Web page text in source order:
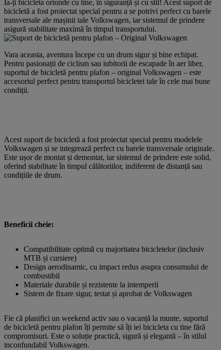
Ia-ți bicicleta oriunde cu tine, în siguranță și cu stil! Acest suport de
bicicletă a fost proiectat special pentru a se potrivi perfect cu barele
transversale ale mașinii tale Volkswagen, iar sistemul de prindere
asigură stabilitate maximă în timpul transportului.
Vara aceasta, aventura începe cu un drum sigur și bine echipat.
Pentru pasionații de ciclism sau iubitorii de escapade în aer liber,
suportul de bicicletă pentru plafon – original Volkswagen – este
accesoriul perfect pentru transportul bicicletei tale în cele mai bune
condiții.
Acest suport de bicicletă a fost proiectat special pentru modelele
Volkswagen și se integrează perfect cu barele transversale originale.
Este ușor de montat și demontat, iar sistemul de prindere este solid,
oferind stabilitate în timpul călătoriilor, indiferent de distanță sau
condițiile de drum.
Beneficii cheie:
Compatibilitate optimă cu majoritatea bicicletelor (inclusiv
MTB și cursiere)
Design aerodinamic, cu impact redus asupra consumului de
combustibil
Materiale durabile și rezistente la intemperii
Sistem de fixare sigur, testat și aprobat de Volkswagen
Fie că planifici un weekend activ sau o vacanță la munte, suportul
de bicicletă pentru plafon îți permite să îți iei bicicleta cu tine fără
compromisuri. Este o soluție practică, sigură și elegantă – în stilul
inconfundabil Volkswagen.